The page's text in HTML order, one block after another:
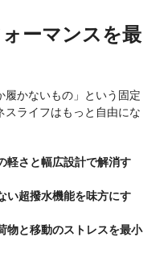
ーマンスを最
履かないもの」という固定
ライフはもっと自由にな
軽さと幅広設計で解消す
い超撥水機能を味方にす
物と移動のストレスを最小